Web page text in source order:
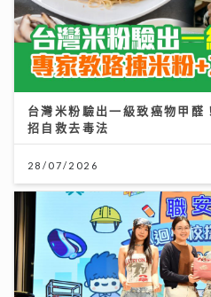
台灣米粉驗出一級致癌物甲
招自救去毒法
28/07/2026